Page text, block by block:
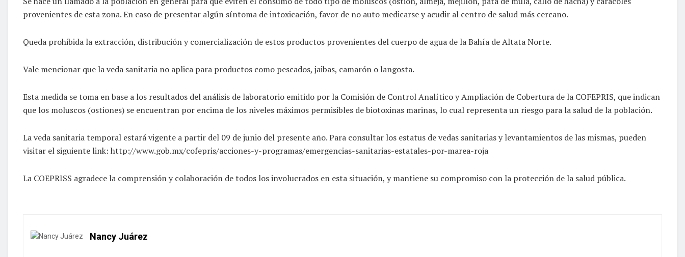
provenientes de esta zona. En caso de presentar algún síntoma de intoxicación, favor de no auto medicarse y acudir al centro de salud más cercano.
Queda prohibida la extracción, distribución y comercialización de estos productos provenientes del cuerpo de agua de la Bahía de Altata Norte.
Vale mencionar que la veda sanitaria no aplica para productos como pescados, jaibas, camarón o langosta.
Esta medida se toma en base a los resultados del análisis de laboratorio emitido por la Comisión de Control Analítico y Ampliación de Cobertura de la COFEPRIS, que indican
que los moluscos (ostiones) se encuentran por encima de los niveles máximos permisibles de biotoxinas marinas, lo cual representa un riesgo para la salud de la población.
La veda sanitaria temporal estará vigente a partir del 09 de junio del presente año. Para consultar los estatus de vedas sanitarias y levantamientos de las mismas, pueden
visitar el siguiente link: http://www.gob.mx/cofepris/acciones-y-programas/emergencias-sanitarias-estatales-por-marea-roja
La COEPRISS agradece la comprensión y colaboración de todos los involucrados en esta situación, y mantiene su compromiso con la protección de la salud pública.
Nancy Juárez